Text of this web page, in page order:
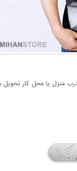
یا محل کار تحویل